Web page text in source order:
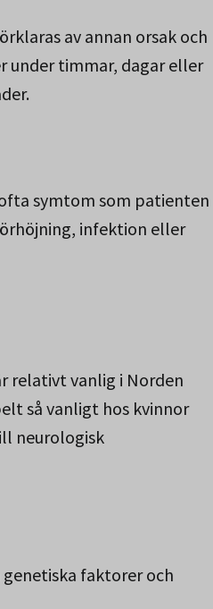
av annan orsak och
under timmar, dagar eller
symtom som patienten
infektion eller
relativt vanlig i Norden
så vanligt hos kvinnor
neurologisk
faktorer och